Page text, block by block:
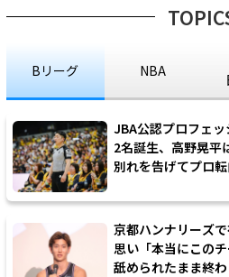
Bリーグ NBA
JBA公認プロフェ
2名誕生、高野晃平
別れを告げてプロ
京都ハンナリーズ
思い「本当にこの
舐められたまま終わ